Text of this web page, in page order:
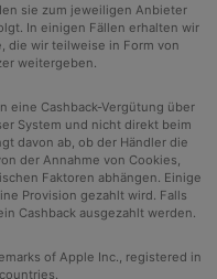
sie zum jeweiligen Anbieter
In einigen Fällen erhalten wir
die wir teilweise in Form von
weitergeben.
eine Cashback-Vergütung über
System und nicht direkt beim
davon ab, ob der Händler die
der Annahme von Cookies,
Faktoren abhängen. Einige
Provision gezahlt wird. Falls
Cashback ausgezahlt werden.
of Apple Inc., registered in